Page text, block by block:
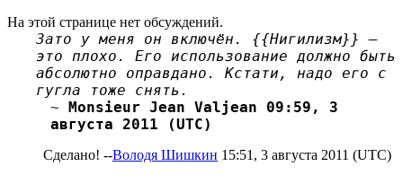
На этой странице нет обсуждений.
Зато у меня он включён. {{Нигилизм}} —
это плохо. Его использование должно быть
абсолютно оправдано. Кстати, надо его с
гугла тоже снять.
~ Monsieur Jean Valjean 09:59, 3
августа 2011 (UTC)
Сделано! --Володя Шишкин 15:51, 3 августа 2011 (UTC)